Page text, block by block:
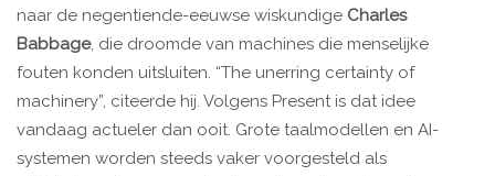
naar de negentiende-eeuwse wiskundige Charles
Babbage, die droomde van machines die menselijke
fouten konden uitsluiten. “The unerring certainty of
machinery”, citeerde hij. Volgens Present is dat idee
vandaag actueler dan ooit. Grote taalmodellen en AI-
systemen worden steeds vaker voorgesteld als